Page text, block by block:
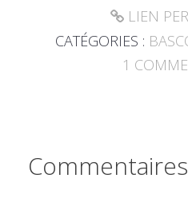
LIEN
CATÉGORIES :
1
Commentaires